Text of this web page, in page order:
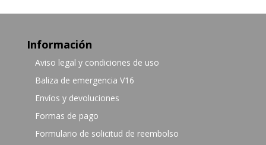
Información
Aviso legal y condiciones de uso
Baliza de emergencia V16
Envíos y devoluciones
Formas de pago
Formulario de solicitud de reembolso